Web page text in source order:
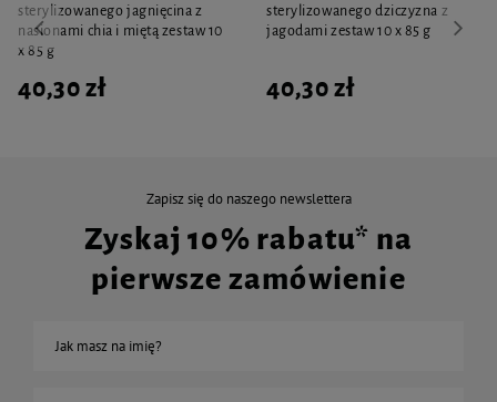
sterylizowanego jagnięcina z
nasionami chia i miętą zestaw 10
x 85 g
40,30 zł
sterylizowanego dziczyzna z
jagodami zestaw 10 x 85 g
40,30 zł
Zapisz się do naszego newslettera
Zyskaj 10% rabatu* na
pierwsze zamówienie
Jak masz na imię?